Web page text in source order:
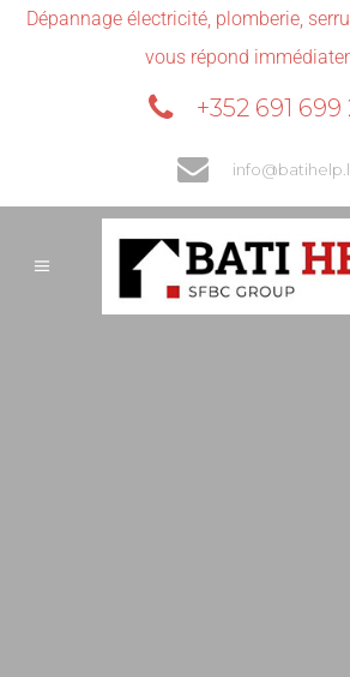
Dépannage électricité, plomberie,
vous répond
+352 691 699